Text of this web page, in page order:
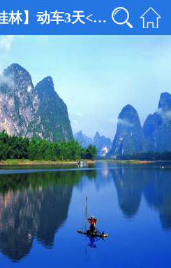
7-8月【至尊桂林】动车3天<暑假亲子>